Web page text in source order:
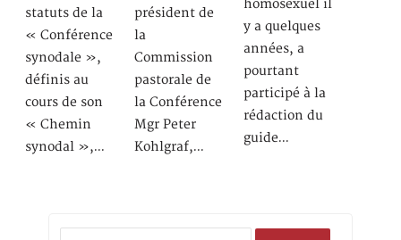
statuts de la
« Conférence
synodale »,
définis au
cours de son
« Chemin
synodal »,…
président de
la
Commission
pastorale de
la Conférence
Mgr Peter
Kohlgraf,…
homosexuel il
y a quelques
années, a
pourtant
participé à la
rédaction du
guide…